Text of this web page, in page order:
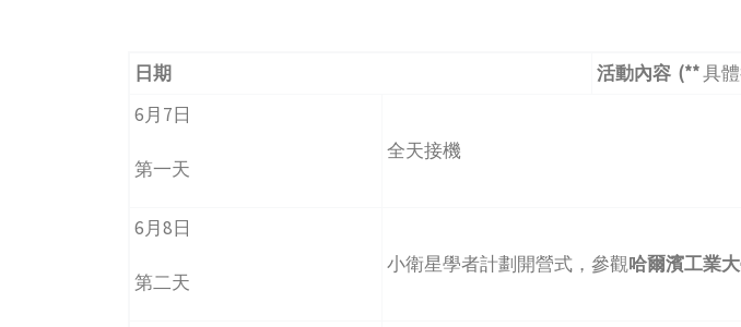
日期 活動內容 (**具
6月7日
第一天
全天接機
6月8日
第二天
小衛星學者計劃開營式，參觀哈爾濱工業